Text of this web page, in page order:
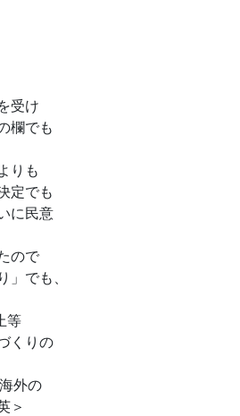
受け
欄でも
りも
定でも
に民意
ので
でも、
等
くりの
外の
＞